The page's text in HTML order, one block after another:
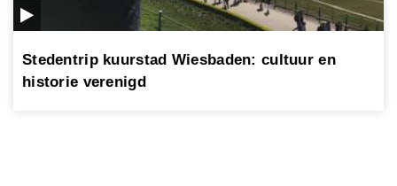
Stedentrip kuurstad Wiesbaden: cultuur en
historie verenigd